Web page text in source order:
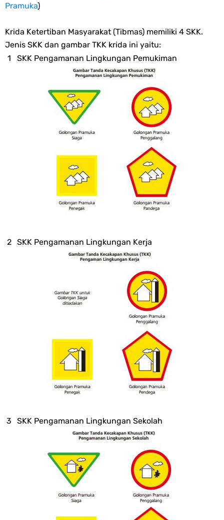
Pramuka)
Krida Ketertiban Masyarakat (Tibmas) memiliki 4 SKK.
Jenis SKK dan gambar TKK krida ini yaitu:
SKK Pengamanan Lingkungan Pemukiman
SKK Pengamanan Lingkungan Kerja
SKK Pengamanan Lingkungan Sekolah